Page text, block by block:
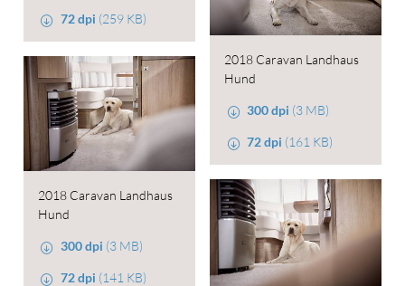
72 dpi (259 KB)
2018 Caravan Landhaus
Hund
300 dpi (3 MB)
72 dpi (161 KB)
2018 Caravan Landhaus
Hund
300 dpi (3 MB)
72 dpi (141 KB)